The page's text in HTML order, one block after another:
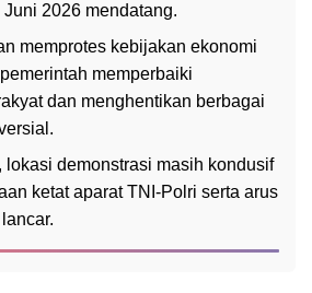
2026 mendatang.
memprotes kebijakan ekonomi
memperbaiki
dan menghentikan berbagai
lokasi demonstrasi masih kondusif
ketat aparat TNI-Polri serta arus